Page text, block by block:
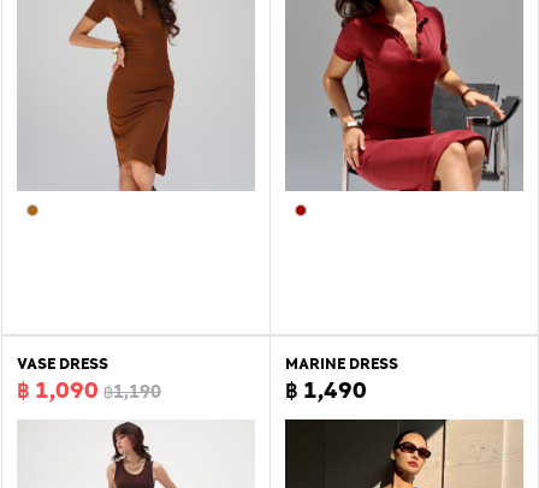
VASE DRESS
฿ 1,090 ฿1,190
MARINE DRESS
฿ 1,490